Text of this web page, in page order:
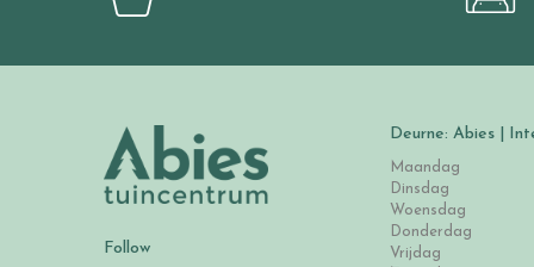
Follow
Deurne: Abies |
Maandag
Dinsdag
Woensdag
Donderdag
Vrijdag